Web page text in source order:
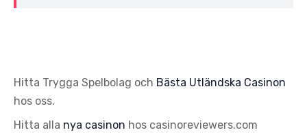
Hitta Trygga Spelbolag och Bästa Utländska Casinon
hos oss.
Hitta alla nya casinon hos casinoreviewers.com